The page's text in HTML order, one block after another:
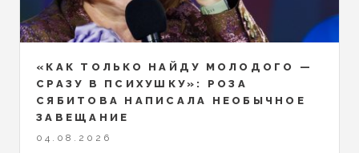
«КАК ТОЛЬКО НАЙДУ МОЛОДОГО —
СРАЗУ В ПСИХУШКУ»: РОЗА
СЯБИТОВА НАПИСАЛА НЕОБЫЧНОЕ
ЗАВЕЩАНИЕ
04.08.2026